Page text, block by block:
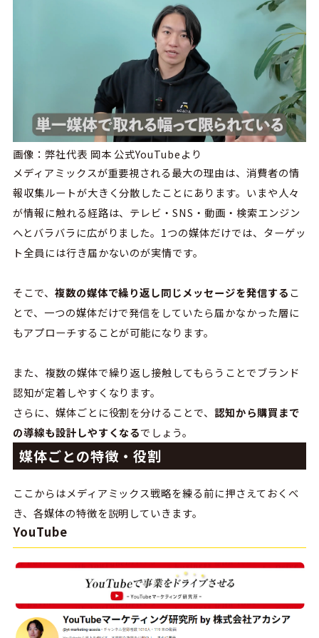
画像：弊社代表 岡本 公式YouTubeより
メディアミックスが重要視される最大の理由は、消費者の情
報収集ルートが大きく分散したことにあります。いまや人々
が情報に触れる経路は、テレビ・SNS・動画・検索エンジン
へとバラバラに広がりました。1つの媒体だけでは、ターゲッ
ト全員には行き届かないのが実情です。
そこで、 複数の媒体で繰り返し同じメッセージを発信するこ
とで、一つの媒体だけで発信をしていたら届かなかった層に
もアプローチすることが可能になります。
また、複数の媒体で繰り返し接触してもらうことでブランド
認知が定着しやすくなります。
さらに、媒体ごとに役割を分けることで、認知から購買まで
の導線も設計しやすくなるでしょう。
媒体ごとの特徴・役割
ここからはメディアミックス戦略を練る前に押さえておくべ
き、各媒体の特徴を説明していきます。
YouTube